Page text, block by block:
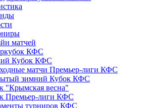
матчей
КФС
Кубок КФС
матчи Премьер-лиги КФС
зимний Кубок КФС
"Крымская весна"
Премьер-лиги КФС
турниров КФС